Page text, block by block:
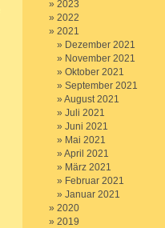
2023
2022
2021
Dezember 2021
November 2021
Oktober 2021
September 2021
August 2021
Juli 2021
Juni 2021
Mai 2021
April 2021
März 2021
Februar 2021
Januar 2021
2020
2019